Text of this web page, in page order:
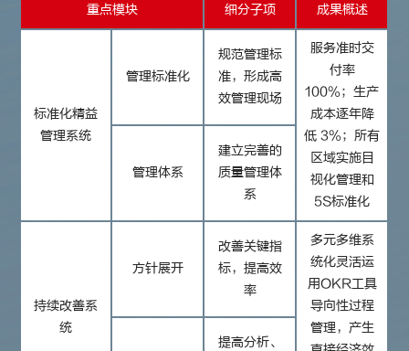
重点模块 细分子项 成果概述
标准化精益
管理系统
管理标准化
规范管理标
准，形成高
效管理现场
服务准时交
付率
100%；生产
成本逐年降
低 3%；所有
区域实施目
视化管理和
5S标准化
管理体系
建立完善的
质量管理体
系
持续改善系
统
方针展开
改善关键指
标，提高效
率
多元多维系
统化灵活运
用OKR工具
导向性过程
管理，产生
提高分析、